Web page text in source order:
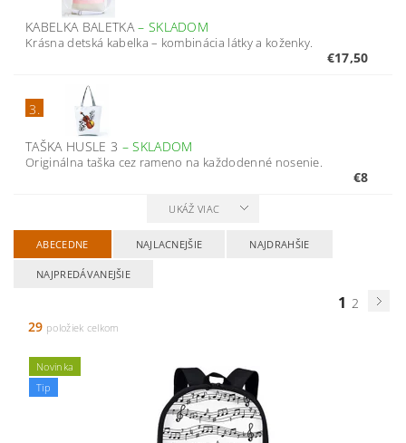
KABELKA BALETKA– SKLADOM
Krásna detská kabelka – kombinácia látky a koženky.
€17,50
3.
TAŠKA HUSLE 3 –SKLADOM
Originálna taška cez rameno na každodenné nosenie.
€8
UKÁŽ VIAC
ABECEDNE NAJLACNEJŠIE NAJDRAHŠIE
NAJPREDÁVANEJŠIE
1 2
29 položiek celkom
Novinka
Tip